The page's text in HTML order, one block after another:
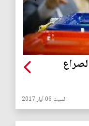
السبت 06 آيار 2017